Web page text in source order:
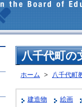
お知らせ
教育方針
八千代町の
ホーム > 八千代町
建造物 絵画